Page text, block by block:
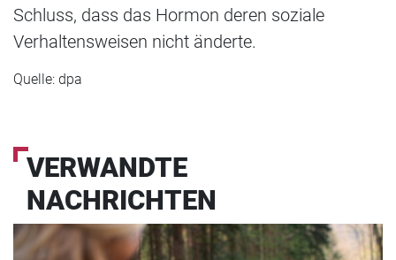
Schluss, dass das Hormon deren soziale
Verhaltensweisen nicht änderte.
Quelle: dpa
VERWANDTE
NACHRICHTEN